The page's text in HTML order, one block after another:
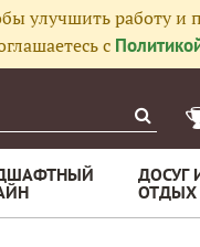
улучшить работу и
с
ДОСУГ
ОТДЫХ